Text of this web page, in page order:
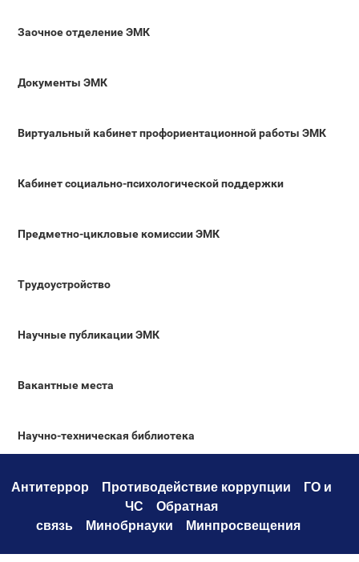
Заочное отделение ЭМК
Документы ЭМК
Виртуальный кабинет профориентационной работы ЭМК
Кабинет социально-психологической поддержки
Предметно-цикловые комиссии ЭМК
Трудоустройство
Научные публикации ЭМК
Вакантные места
Научно-техническая библиотека
Антитеррор Противодействие коррупции
ГО и
ЧС
Обратная
связь
Минобрнауки Минпросвещения